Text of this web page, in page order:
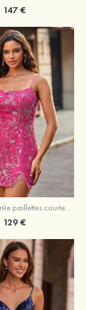
147 €
Fourreau carrée paillettes courte/mini robe de fête de la rentrée
129 €